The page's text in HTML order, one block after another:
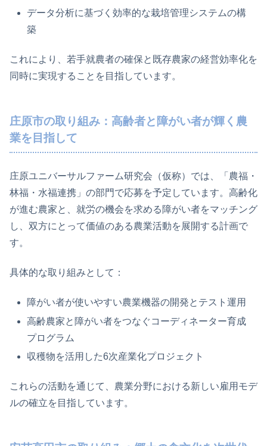
データ分析に基づく効率的な栽培管理システムの構
築
これにより、若手就農者の確保と既存農家の経営効率化を
同時に実現することを目指しています。
庄原市の取り組み：高齢者と障がい者が輝く農
業を目指して
庄原ユニバーサルファーム研究会（仮称）では、「農福・
林福・水福連携」の部門で応募を予定しています。高齢化
が進む農家と、就労の機会を求める障がい者をマッチング
し、双方にとって価値のある農業活動を展開する計画で
す。
具体的な取り組みとして：
障がい者が使いやすい農業機器の開発とテスト運用
高齢農家と障がい者をつなぐコーディネーター育成
プログラム
収穫物を活用した6次産業化プロジェクト
これらの活動を通じて、農業分野における新しい雇用モデ
ルの確立を目指しています。